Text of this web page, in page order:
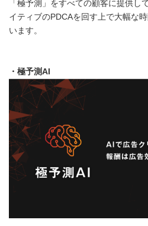
「極予測」をすべての顧客に提供し
イティブのPDCAを回す上で大幅な
います。
・極予測AI
English